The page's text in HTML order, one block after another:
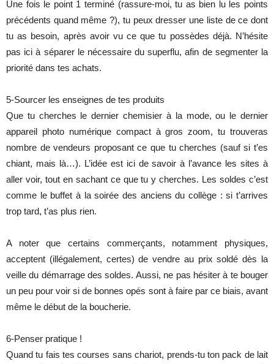
Une fois le point 1 terminé (rassure-moi, tu as bien lu les points
précédents quand même ?), tu peux dresser une liste de ce dont
tu as besoin, après avoir vu ce que tu possèdes déjà. N’hésite
pas ici à séparer le nécessaire du superflu, afin de segmenter la
priorité dans tes achats.
5-Sourcer les enseignes de tes produits
Que tu cherches le dernier chemisier à la mode, ou le dernier
appareil photo numérique compact à gros zoom, tu trouveras
nombre de vendeurs proposant ce que tu cherches (sauf si t’es
chiant, mais là…). L’idée est ici de savoir à l’avance les sites à
aller voir, tout en sachant ce que tu y cherches. Les soldes c’est
comme le buffet à la soirée des anciens du collège : si t’arrives
trop tard, t’as plus rien.
A noter que certains commerçants, notamment physiques,
acceptent (illégalement, certes) de vendre au prix soldé dès la
veille du démarrage des soldes. Aussi, ne pas hésiter à te bouger
un peu pour voir si de bonnes opés sont à faire par ce biais, avant
même le début de la boucherie.
6-Penser pratique !
Quand tu fais tes courses sans chariot, prends-tu ton pack de lait